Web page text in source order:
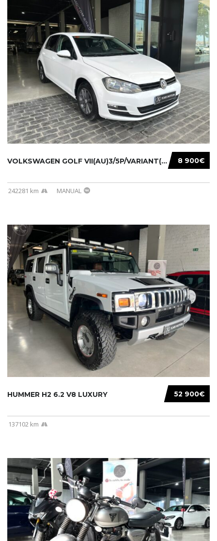
8 900€
VOLKSWAGEN GOLF VII(AU)3/5P/VARIANT(12-16 20...
242281 km MANUAL
52 900€
HUMMER H2 6.2 V8 LUXURY
137102 km